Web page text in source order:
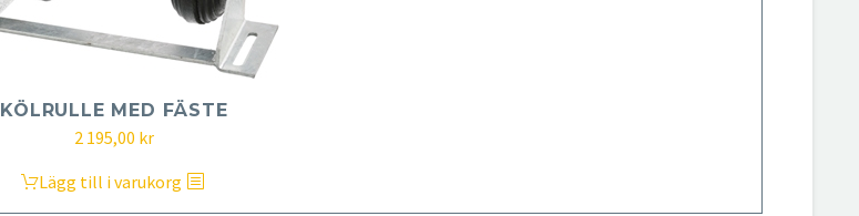
KÖLRULLE MED FÄSTE
2 195,00 kr
Lägg till i varukorg